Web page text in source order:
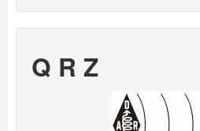
Q R Z